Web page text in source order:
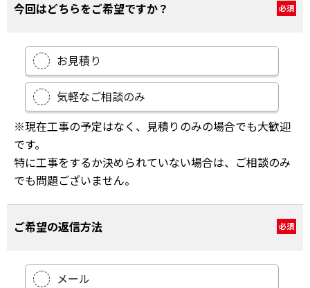
今回はどちらをご希望ですか？ 必須
お見積り
気軽なご相談のみ
※現在工事の予定はなく、見積りのみの場合でも大歓迎
です。
特に工事をするか決められていない場合は、ご相談のみ
でも問題ございません。
ご希望の返信方法 必須
メール